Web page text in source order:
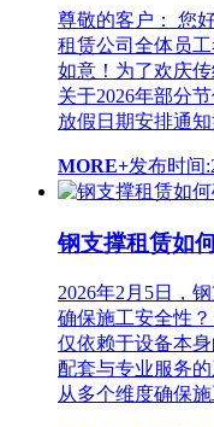
尊敬的客户： 您
租赁公司全体员
如意！为了欢庆
关于2026年部分
放假日期安排通知
MORE+发布时间
钢支撑租赁如
2026年2月5日，
确保施工安全性
仅依赖于设备本
配套与专业服务
从多个维度确保